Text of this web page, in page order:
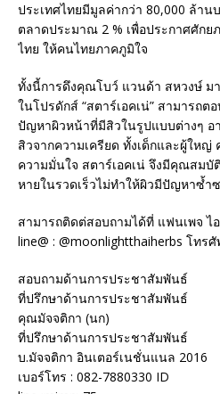
ประเทศไทยมีมูลค่ากว่า 80,000 ล้าน
ตลาดประมาณ 2 % เพื่อประกาศศัก
ไทย ให้คนไทยภาคภูมิใจ
ทั้งนี้การดึงคุณโบว์ แวนด้า สหวงษ์ ม
ในโปรดักส์ “สตาร์เอคเน่” สามารถต
ปัญหาผิวหน้าที่มีสิวในรูปแบบต่างๆ อ
สิวจากความเครียด ทั้งเด็กและผู้ให
ความมั่นใจ สตาร์เอคเน่ จึงมีคุณสมบั
หายในรวดเร็วไม่ทำให้ผิวมีปัญหาซ้ำ
สามารถติดต่สอบถามได้ที่ แฟนเพจ ไ
line@ : @moonlightthaiherbs โทร
สอบถามด้านการประชาสัมพันธ์
ที่ปรึกษาด้านการประชาสัมพันธ์
คุณมัจจติกา (นก)
ที่ปรึกษาด้านการประชาสัมพันธ์
บ.มัจจติกา อินเตอร์เนชั่นแนล 2016
เบอร์โทร : 082-7880330 ID